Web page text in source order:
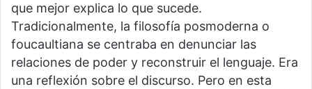
que mejor explica lo que sucede.
Tradicionalmente, la filosofía posmoderna o
foucaultiana se centraba en denunciar las
relaciones de poder y reconstruir el lenguaje. Era
una reflexión sobre el discurso. Pero en esta